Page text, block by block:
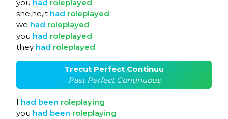
you had roleplayed
she,he,it had roleplayed
we had roleplayed
you had roleplayed
they had roleplayed
Trecut Perfect Continuu
Past Perfect Continuous
I had been roleplaying
you had been roleplaying